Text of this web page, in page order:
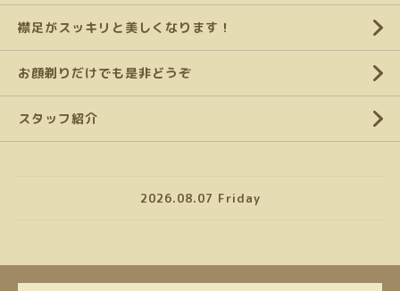
襟足がスッキリと美しくなります！
お顔剃りだけでも是非どうぞ
スタッフ紹介
2026.08.07 Friday